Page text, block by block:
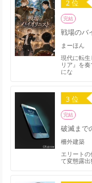
2 位
完結
戦場のバ
まーほん
現代に転
リア』を
にな
3 位
完結
破滅まで
柵外建築
エリート
て変態露